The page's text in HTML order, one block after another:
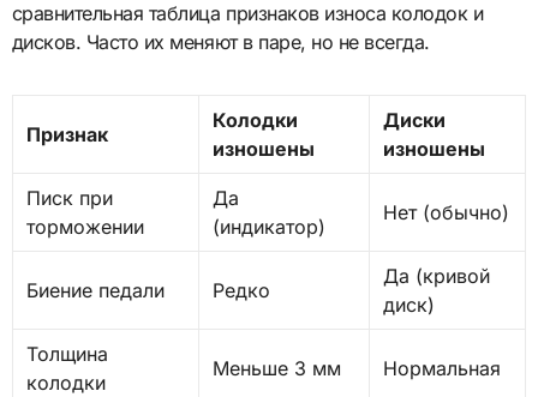
сравнительная таблица признаков износа колодок и
дисков. Часто их меняют в паре, но не всегда.
Признак
Колодки
изношены
Диски
изношены
Писк при
торможении
Да
(индикатор)
Нет (обычно)
Биение педали Редко
Да (кривой
диск)
Толщина
колодки
Меньше 3 мм Нормальная